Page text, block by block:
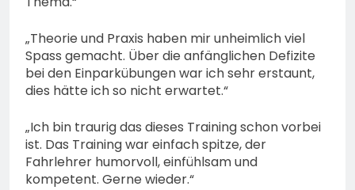
„Theorie und Praxis haben mir unheimlich viel
Spass gemacht. Über die anfänglichen Defizite
bei den Einparkübungen war ich sehr erstaunt,
dies hätte ich so nicht erwartet.“
„Ich bin traurig das dieses Training schon vorbei
ist. Das Training war einfach spitze, der
Fahrlehrer humorvoll, einfühlsam und
kompetent. Gerne wieder.“